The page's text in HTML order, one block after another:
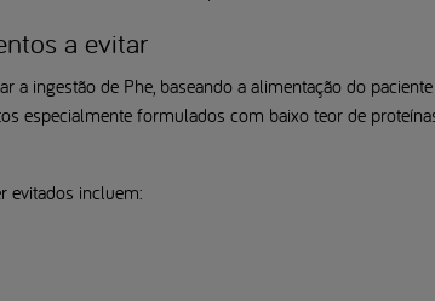
a evitar
a ingestão de Phe, baseando a alimentação do
especialmente formulados com baixo teor de
evitados incluem: